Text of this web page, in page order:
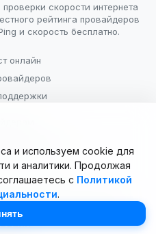
скорости интернета
рейтинга провайдеров
и скорость бесплатно.
онлайн
Долматова В.В.). Все права
и используем cookie для
и аналитики. Продолжая
с Политикой
.